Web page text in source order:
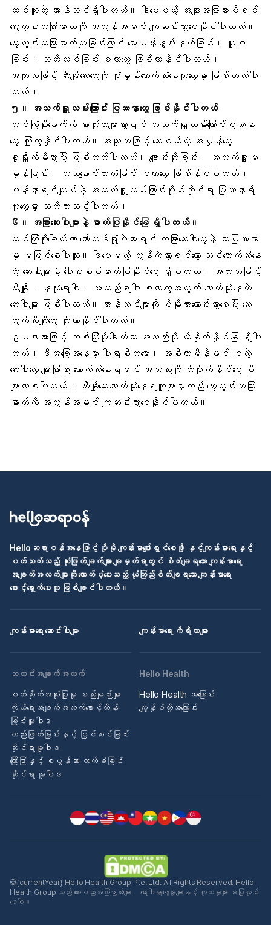
ဆင်တူတဲ့ အာနိသင်ရှိပါတယ်။ ဒါပေမယ့် အများအပြားစားမိရင်
သွေးတွင်းသကြားဓာတ်ကို အလွန်အမင်း ကျဆင်းသွားစေနိုင်ပါတယ်။
သွေးတွင်းသကြားဓာတ်ကျခြင်းကြောင့် မောပန်းနွမ်းနယ်ခြင်း၊ မူးဝေ
ခြင်း၊ သတိလစ်ခြင်း စတာတွေ ဖြစ်လာနိုင်ပါတယ်။
အထူးသဖြင့် ဆီးချိုဆေးတွေကို ပုံမှန်သောက်သုံးနေသူတွေမှာ ဖြစ်တတ်ပါ
တယ်။
၅။
အသက်ရှူလမ်းကြောင်း ပြဿနာတွေ ဖြစ်နိုင်ပါတယ်
သစ်ကြံပိုးခေါက်ကို စားသုံးတာများသွားရင် အသက်ရှူလမ်းကြောင်းပြဿနာ
တွေ ကြုံတွေ့နိုင်ပါတယ်။ အထူးသဖြင့် သေးငယ်တဲ့ အမှုန်တွေ
ရှူရှိုက်မိသွားပြီး ဖြစ်တတ်ပါတယ်။ ချောင်းဆိုးခြင်း၊ အသက်ရှူမ
မှန်ခြင်း၊ လည်ချောင်းယားယံခြင်း စတာတွေ ဖြစ်နိုင်ပါတယ်။
ပန်းနာရင်ကျပ်နဲ့ အသက်ရှူလမ်းကြောင်းပိုင်းဆိုင်ရာ ပြဿနာရှိ
သူတွေမှာ သတိထားသင့်ပါတယ်။
၆။ အခြားဆေးဝါးများနဲ့ ဓာတ်ပြုနိုင်ခြေ ရှိပါတယ်။
သစ်ကြံပိုးခေါက်ဟာ တော်တန်ရုံပဲစားရင် တခြားဆေးဝါးတွေနဲ့ ဘာပြဿနာ
မှ မဖြစ်စေပါဘူး။ ဒါပေမယ့် လွန်ကဲသွားရင်တော့ သင်သောက်သုံးနေ
တဲ့ ဆေးဝါးများနဲ့ ပေါင်းစပ်ဓာတ်ပြုနိုင်ခြေ ရှိပါတယ်။ အထူးသဖြင့်
ဆီးချို၊
နှလုံးရောဂါ ၊ အသည်းရောဂါ စတာတွေအတွက် သောက်သုံးနေတဲ့
ဆေးဝါးများ ဖြစ်ပါတယ်။ အာနိသင်များကို ပိုမိုအားကောင်းသွားစေပြီး ဘေး
ထွက်ဆိုးကျိုးတွေ တိုးလာနိုင်ပါတယ်။
ဥပမာအားဖြင့် သစ်ကြံပိုးခေါက်ဟာ အသည်းကို ထိခိုက်နိုင်ခြေ ရှိပါ
တယ်။ ဒီအခြေအနေမှာ ပါရာစီတမော၊ အစီတာမီနိုဖင် စတဲ့
ဆေးဝါးတွေ များပြားစွာ သောက်သုံးနေရရင် အသည်းကို ထိခိုက်နိုင်ခြေ ပို
များလာစေပါတယ်။ ဆီးချိုဆေးသောက်သုံးနေရသူများမှာလည်း သွေးတွင်းသကြား
ဓာတ်ကို အလွန်အမင်း ကျဆင်းသွားစေနိုင်ပါတယ်။
Helloဆရာဝန်အနေဖြင့် ပိုမို ကျန်းမာပျော်ရွှင်စေဖို့ နှင့်ကျန်းမာရေးနှင့်
ပတ်သက်သည့် ဆုံးဖြတ်ချက်များ ချမှတ်ရာတွင် စိတ်ချရသော ကျန်းမာရေး
အချက်အလက်များကို ထောက်ပံ့ပေးသည့် ယုံကြည်စိတ်ချရသော ကျန်းမာရေး
စောင့်ရှောက်ပေးသူ ဖြစ်ချင်ပါတယ်။
ကျန်းမာရေး ဆောင်းပါးများ ကျန်းမာရေး ကိရိယာများ
သတင်းအချက်အလက်
ဝဘ်ဆိုက်အသုံးပြုမှု စည်းမျဉ်းများ
ကိုယ်ရေးအချက်အလက်စောင့်ထိန်း
ခြင်းမူဝါဒ
တည်းဖြတ်ခြင်းနှင့် ပြင်ဆင်ခြင်း
ဆိုင်ရာမူဝါဒ
ကြော်ငြာနှင့် စပွန်ဆာ လက်ခံခြင်း
ဆိုင်ရာ မူဝါဒ
Hello Health
Hello Health အကြောင်း
ကျွန်ုပ်တို့အကြောင်း
©{currentYear} Hello Health Group Pte. Ltd. All Rights Reserved. Hello
Health Group သည် ဆေးပညာအကြံဉာဏ်များ၊ ရောဂါရှာဖွေမှုများနှင့် ကုသမှုများ မပြုလုပ်
ပေးပါ။